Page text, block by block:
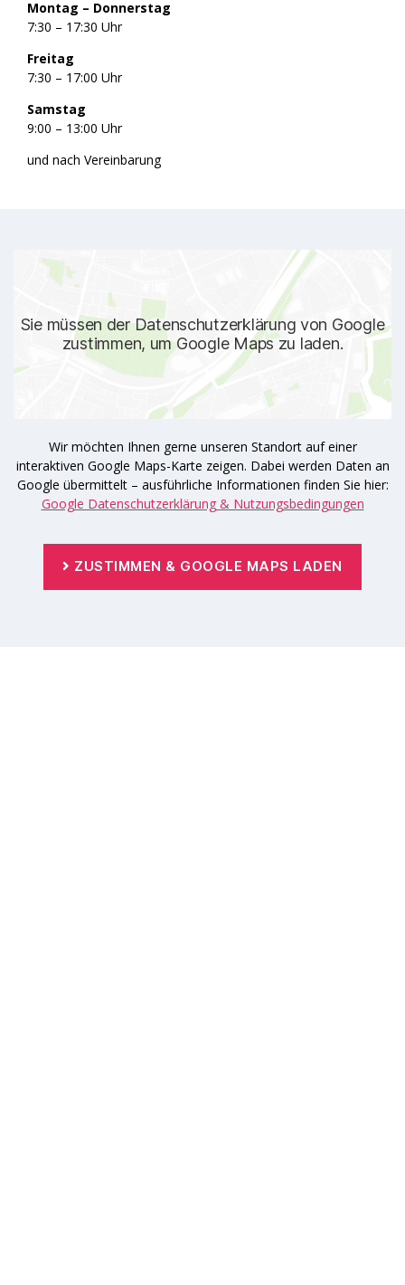
Montag – Donnerstag
7:30 – 17:30 Uhr
Freitag
7:30 – 17:00 Uhr
Samstag
9:00 – 13:00 Uhr
und nach Vereinbarung
Sie sehen gerade einen Platzhalterinhalt von Standard
auf den eigentlichen Inhalt zuzugreifen, klicken Sie auf den
Button unten. Bitte beachten Sie, dass dabei Daten an
Drittanbieter weitergegeben werden.
Inhalt entsperren
Weitere Informationen
Wir möchten Ihnen gerne unseren Standort auf einer
interaktiven Google Maps-Karte zeigen. Dabei werden Daten an
Google übermittelt – ausführliche Informationen finden Sie hier:
Google Datenschutzerklärung & Nutzungsbedingungen
ZUSTIMMEN & GOOGLE MAPS LADEN